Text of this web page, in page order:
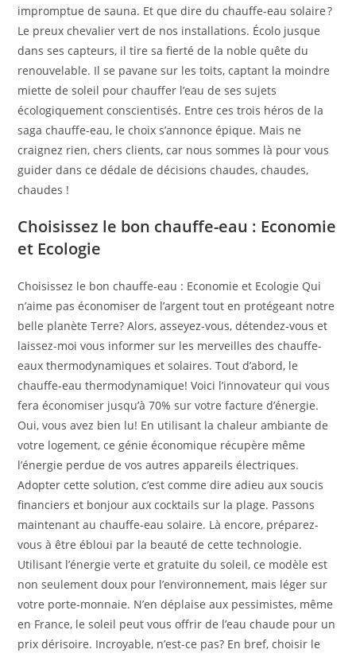
impromptue de sauna. Et que dire du chauffe-eau solaire ?
Le preux chevalier vert de nos installations. Écolo jusque
dans ses capteurs, il tire sa fierté de la noble quête du
renouvelable. Il se pavane sur les toits, captant la moindre
miette de soleil pour chauffer l’eau de ses sujets
écologiquement conscientisés. Entre ces trois héros de la
saga chauffe-eau, le choix s’annonce épique. Mais ne
craignez rien, chers clients, car nous sommes là pour vous
guider dans ce dédale de décisions chaudes, chaudes,
chaudes !
Choisissez le bon chauffe-eau : Economie
et Ecologie
Choisissez le bon chauffe-eau : Economie et Ecologie Qui
n’aime pas économiser de l’argent tout en protégeant notre
belle planète Terre? Alors, asseyez-vous, détendez-vous et
laissez-moi vous informer sur les merveilles des chauffe-
eaux thermodynamiques et solaires. Tout d’abord, le
chauffe-eau thermodynamique! Voici l’innovateur qui vous
fera économiser jusqu’à 70% sur votre facture d’énergie.
Oui, vous avez bien lu! En utilisant la chaleur ambiante de
votre logement, ce génie économique récupère même
l’énergie perdue de vos autres appareils électriques.
Adopter cette solution, c’est comme dire adieu aux soucis
financiers et bonjour aux cocktails sur la plage. Passons
maintenant au chauffe-eau solaire. Là encore, préparez-
vous à être ébloui par la beauté de cette technologie.
Utilisant l’énergie verte et gratuite du soleil, ce modèle est
non seulement doux pour l’environnement, mais léger sur
votre porte-monnaie. N’en déplaise aux pessimistes, même
en France, le soleil peut vous offrir de l’eau chaude pour un
prix dérisoire. Incroyable, n’est-ce pas? En bref, choisir le